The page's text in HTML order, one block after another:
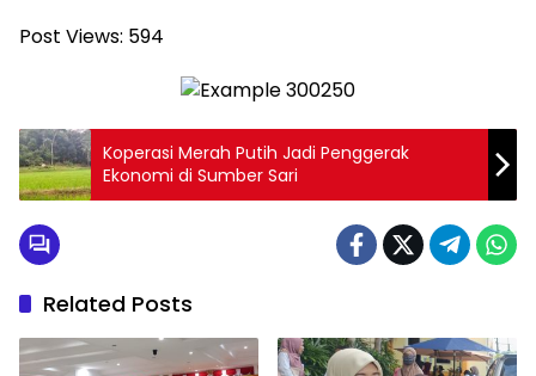
Post Views: 594
Koperasi Merah Putih Jadi Penggerak
Ekonomi di Sumber Sari
Related Posts